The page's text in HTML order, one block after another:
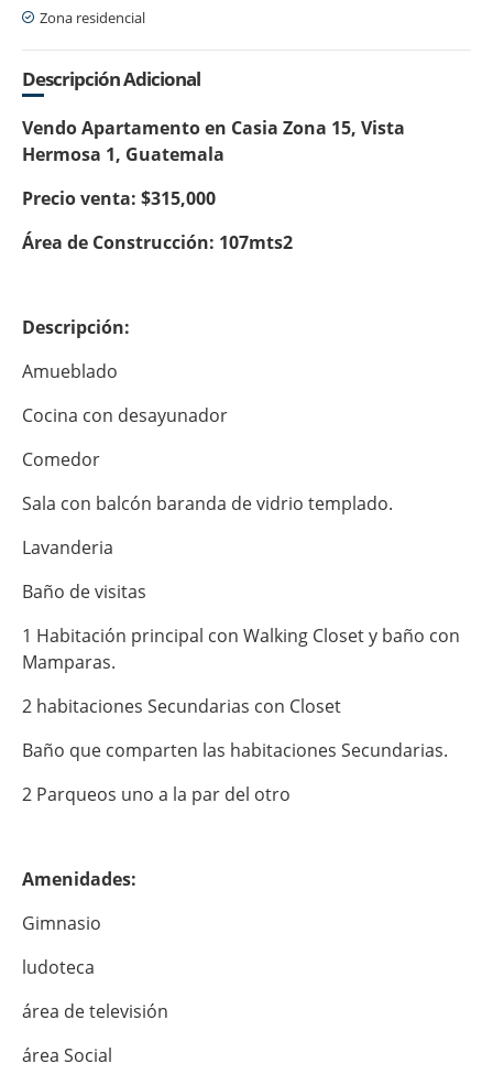
Zona residencial
Descripción Adicional
Vendo Apartamento en Casia Zona 15, Vista
Hermosa 1, Guatemala
Precio venta: $315,000
Área de Construcción: 107mts2
Descripción:
Amueblado
Cocina con desayunador
Comedor
Sala con balcón baranda de vidrio templado.
Lavanderia
Baño de visitas
1 Habitación principal con Walking Closet y baño con
Mamparas.
2 habitaciones Secundarias con Closet
Baño que comparten las habitaciones Secundarias.
2 Parqueos uno a la par del otro
Amenidades:
Gimnasio
ludoteca
área de televisión
área Social